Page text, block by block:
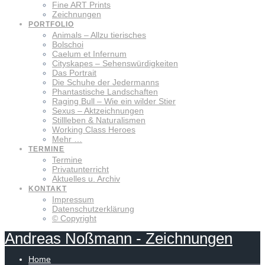
Fine ART Prints
Zeichnungen
PORTFOLIO
Animals – Allzu tierisches
Bolschoi
Caelum et Infernum
Cityskapes – Sehenswürdigkeiten
Das Portrait
Die Schuhe der Jedermanns
Phantastische Landschaften
Raging Bull – Wie ein wilder Stier
Sexus – Aktzeichnungen
Stillleben & Naturalismen
Working Class Heroes
Mehr …
TERMINE
Termine
Privatunterricht
Aktuelles u. Archiv
KONTAKT
Impressum
Datenschutzerklärung
© Copyright
Andreas Noßmann - Zeichnungen
Home